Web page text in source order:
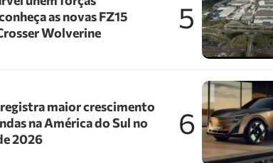
as novas FZ15
Wolverine
maior crescimento
na América do Sul no
2026
5
6